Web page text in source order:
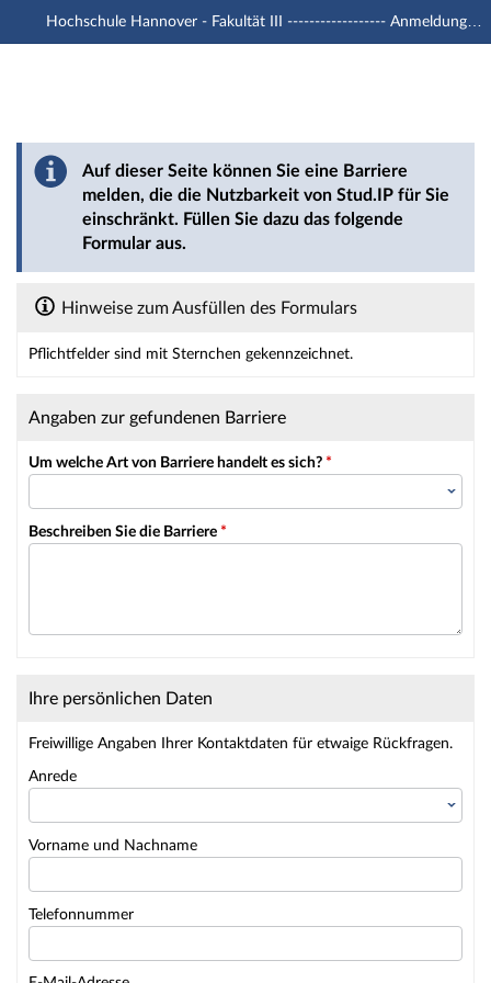
Hauptnavigation
Hochschule Hannover - Fakultät III ------------------ Anmeldung mit -u1 Account
Barriere melden
Auf dieser Seite können Sie eine Barriere
melden, die die Nutzbarkeit von Stud.IP für Sie
einschränkt. Füllen Sie dazu das folgende
Formular aus.
Hinweise zum Ausfüllen des Formulars
Pflichtfelder sind mit Sternchen gekennzeichnet.
Angaben zur gefundenen Barriere
Um welche Art von Barriere handelt es sich? *
Beschreiben Sie die Barriere *
Ihre persönlichen Daten
Freiwillige Angaben Ihrer Kontaktdaten für etwaige Rückfragen.
Anrede
Vorname und Nachname
Telefonnummer